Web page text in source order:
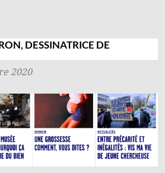
Inscription
DESSINATRICE DE
2020